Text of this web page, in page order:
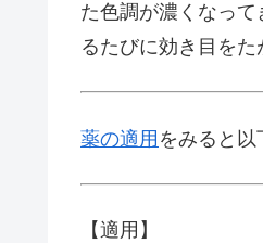
た色調が濃くなっ
るたびに効き目を
薬の適用 をみると以
【適用】